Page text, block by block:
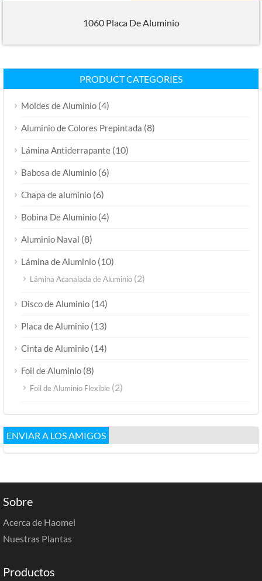
1060 Placa De Aluminio
PRODUCT CATEGORIES
Moldes de Aluminio (4)
Aluminio de Colores Prepintada (8)
Lámina Antiderrapante (10)
Babosa de Aluminio (6)
Chapa de aluminio (6)
Bobina De Aluminio (4)
Aluminio Naval (8)
Lámina de Aluminio (10)
Lámina Acanalada de Aluminio (2)
Disco de Aluminio (14)
Placa de Aluminio (13)
Cinta de Aluminio (14)
Foil de Aluminio (8)
Foil de Aluminio Flexible (2)
ENVIAR A LOS AMIGOS
Sobre
Acerca de Haomei
Nuestras Plantas
Productos